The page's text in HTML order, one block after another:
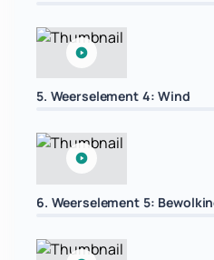
5. Weerselement 4: Wind
6. Weerselement 5: